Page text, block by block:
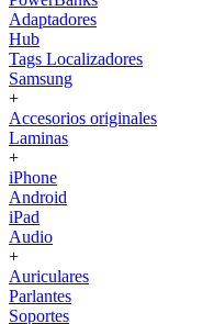
Adaptadores
Hub
Tags Localizadores
Samsung
+
Accesorios originales
Laminas
+
iPhone
Android
iPad
Audio
+
Auriculares
Parlantes
Soportes